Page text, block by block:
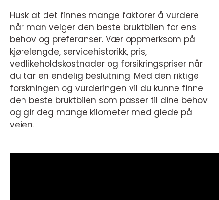
Husk at det finnes mange faktorer å vurdere
når man velger den beste bruktbilen for ens
behov og preferanser. Vær oppmerksom på
kjørelengde, servicehistorikk, pris,
vedlikeholdskostnader og forsikringspriser når
du tar en endelig beslutning. Med den riktige
forskningen og vurderingen vil du kunne finne
den beste bruktbilen som passer til dine behov
og gir deg mange kilometer med glede på
veien.